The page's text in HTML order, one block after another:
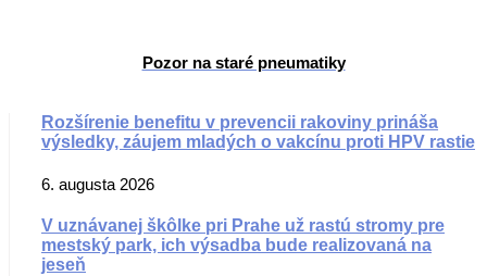
Pozor na staré pneumatiky
Rozšírenie benefitu v prevencii rakoviny prináša
výsledky, záujem mladých o vakcínu proti HPV rastie
6. augusta 2026
V uznávanej škôlke pri Prahe už rastú stromy pre
mestský park, ich výsadba bude realizovaná na
jeseň